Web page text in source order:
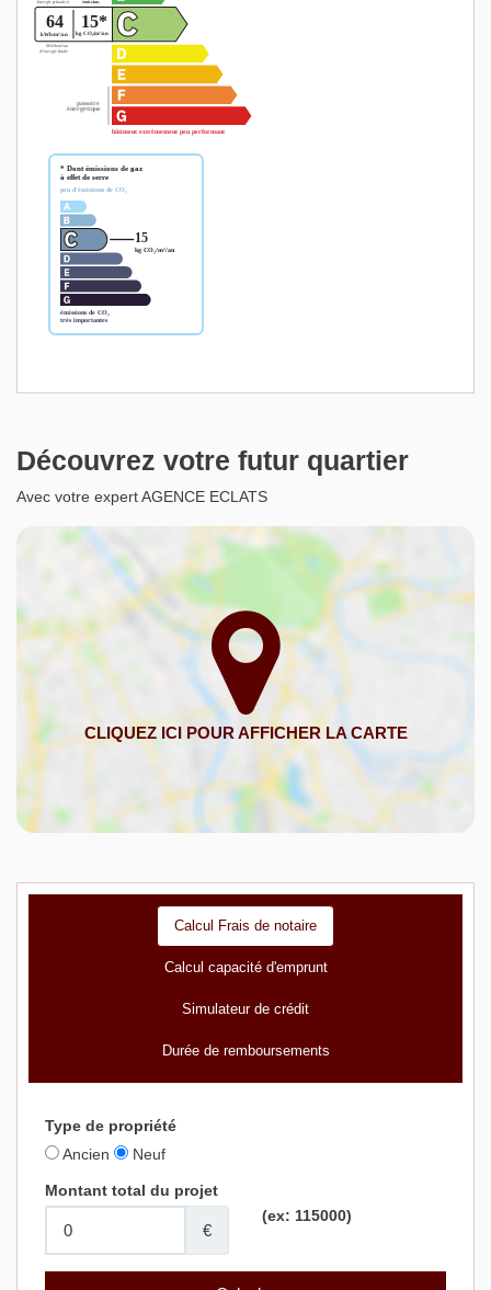
Découvrez votre futur quartier
Avec votre expert AGENCE ECLATS
Calcul Frais de notaire
Calcul capacité d'emprunt
Simulateur de crédit
Durée de remboursements